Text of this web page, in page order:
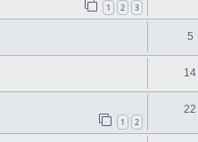
1 2 3
5
14
1 2
22